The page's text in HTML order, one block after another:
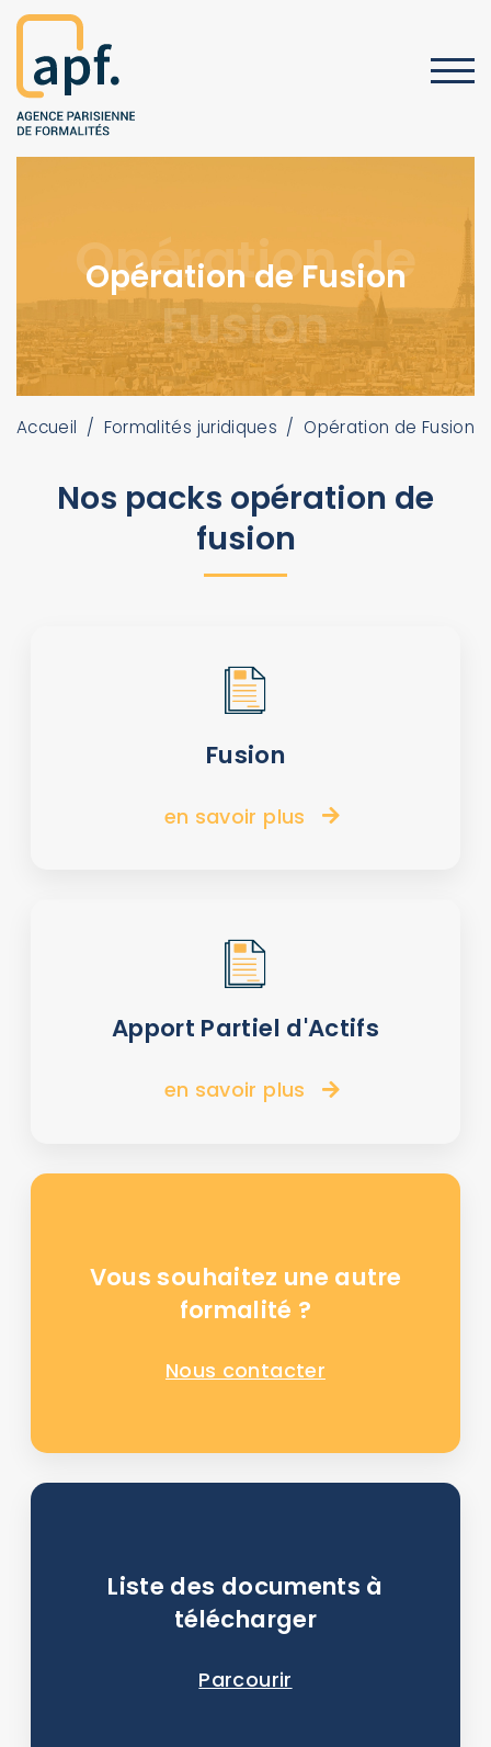
Opération de
Fusion
Opération de Fusion
Accueil / Formalités juridiques / Opération de Fusion
Nos packs opération de
fusion
Fusion
en savoir plus
Apport Partiel d'Actifs
en savoir plus
Vous souhaitez une autre
formalité ?
Nous contacter
Liste des documents à
télécharger
Parcourir